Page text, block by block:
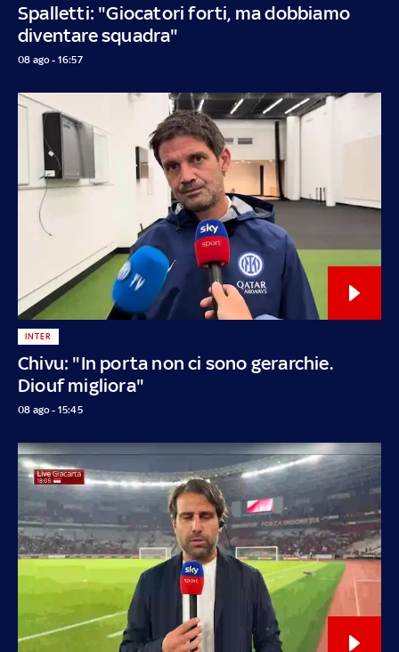
Spalletti: "Giocatori forti, ma dobbiamo
diventare squadra"
08 ago - 16:57
Chivu: "In porta non ci sono gerarchie.
Diouf migliora"
INTER
08 ago - 15:45